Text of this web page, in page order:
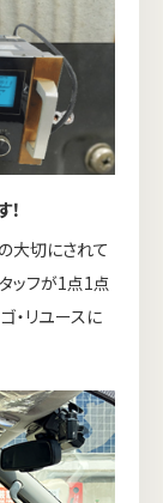
大切にされて
ッフが1点1点
・リユースに